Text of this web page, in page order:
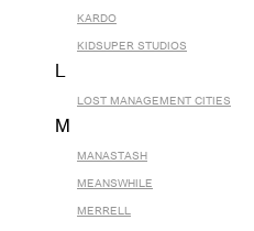
KARDO
KIDSUPER STUDIOS
L
LOST MANAGEMENT CITIES
M
MANASTASH
MEANSWHILE
MERRELL